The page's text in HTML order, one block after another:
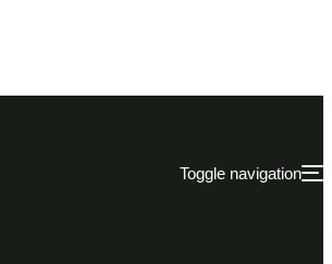
Toggle navigation